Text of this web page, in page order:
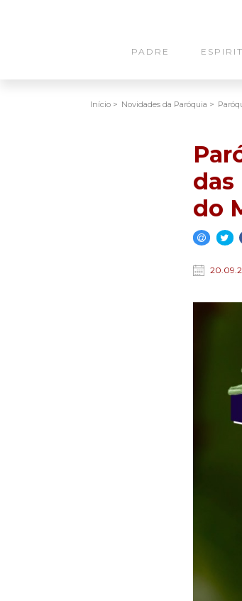
PADRE
Início > Novidades da Paróquia >
das
do